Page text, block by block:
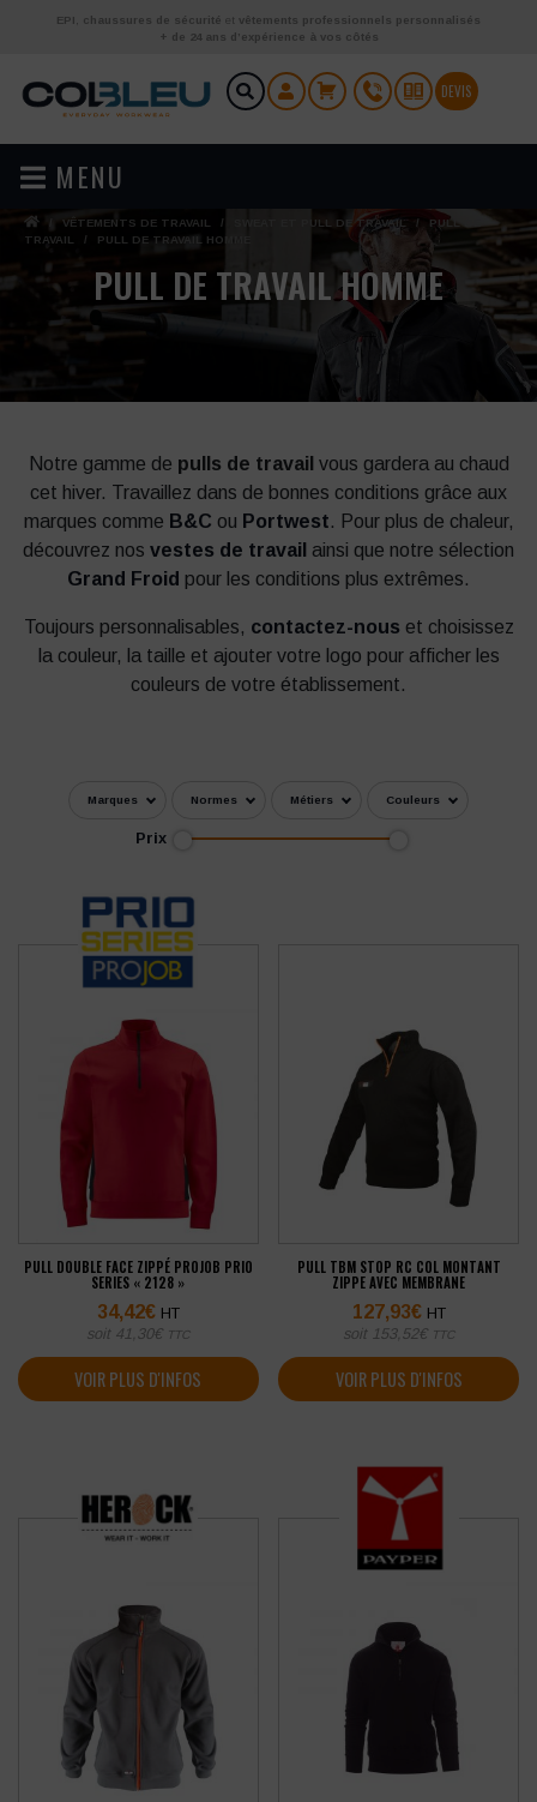
Aller au contenu
EPI chaussures de sécurité et vêtements professionnels personnalisés
+ de 24 ans d’expérience à vos côtés
DEVIS
MENU
VÊTEMENTS DE TRAVAIL / SWEAT ET PULL DE TRAVAIL /
PULL DE
TRAVAIL
/ PULL DE TRAVAIL HOMME
PULL DE TRAVAIL HOMME
Notre gamme de pulls de travail vous gardera au chaud
cet hiver. Travaillez dans de bonnes conditions grâce aux
marques comme B&C ou Portwest. Pour plus de chaleur,
découvrez nos vestes de travail ainsi que notre sélection
Grand Froid pour les conditions plus extrêmes.
Toujours personnalisables, contactez-nous et choisissez
la couleur, la taille et ajouter votre logo pour afficher les
couleurs de votre établissement.
Marques Normes Métiers Couleurs
Prix
PULL DOUBLE FACE ZIPPÉ PROJOB PRIO
SERIES « 2128 »
34,42€ HT
soit 41,30€ TTC
VOIR PLUS D'INFOS
PULL TBM STOP RC COL MONTANT
ZIPPE AVEC MEMBRANE
127,93€ HT
soit 153,52€ TTC
VOIR PLUS D'INFOS